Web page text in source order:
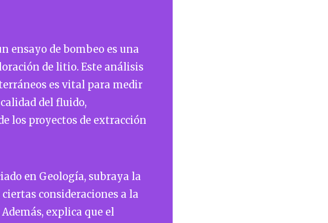
ensayo de bombeo es una
de litio. Este análisis
es vital para medir
del fluido,
los proyectos de extracción
en Geología, subraya la
consideraciones a la
explica que el